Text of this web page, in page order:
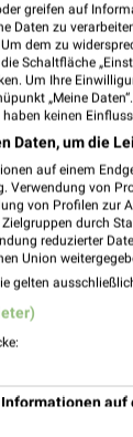
und
Prospekte und
am Bahnhof
greifen auf
Daten zu
dem zu
Schaltfläche
Um Ihre
„Meine
keinen
Daten, um die
auf einem
Verwendung von
von Profilen zur
durch
reduzierter
Union
gelten
auf